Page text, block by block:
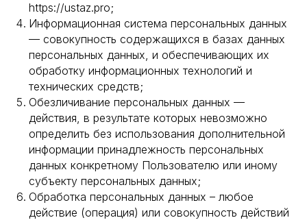
https://ustaz.pro;
Информационная система персональных данных
— совокупность содержащихся в базах данных
персональных данных, и обеспечивающих их
обработку информационных технологий и
технических средств;
Обезличивание персональных данных —
действия, в результате которых невозможно
определить без использования дополнительной
информации принадлежность персональных
данных конкретному Пользователю или иному
субъекту персональных данных;
Обработка персональных данных – любое
действие (операция) или совокупность действий